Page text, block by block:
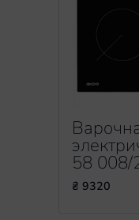
58 008/
₴ 9320